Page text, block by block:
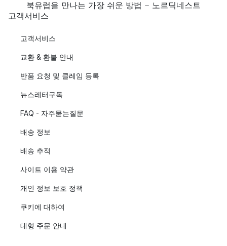
북유럽을 만나는 가장 쉬운 방법 - 노르딕네스트
고객서비스
고객서비스
교환 & 환불 안내
반품 요청 및 클레임 등록
뉴스레터구독
FAQ - 자주묻는질문
배송 정보
배송 추적
사이트 이용 약관
개인 정보 보호 정책
쿠키에 대하여
대형 주문 안내